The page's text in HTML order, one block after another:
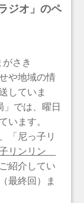
ジオ」のペ
さき
や地域の情
していま
では、曜日
います。
「尼っ子リ
リンリン
紹介してい
最終回）ま